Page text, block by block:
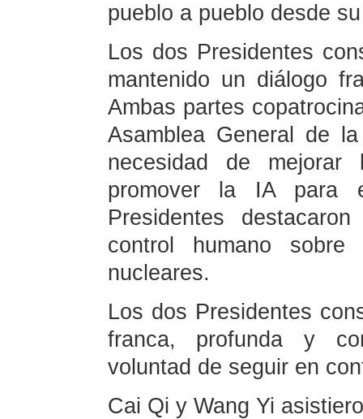
pueblo a pueblo desde
Los dos Presidentes
mantenido un diálogo
Ambas partes
Asamblea General de
necesidad de mejorar
promover la IA para
Presidentes
control humano
nucleares.
Los dos Presidentes
franca, profunda y
voluntad de seguir en
Cai Qi y Wang Yi